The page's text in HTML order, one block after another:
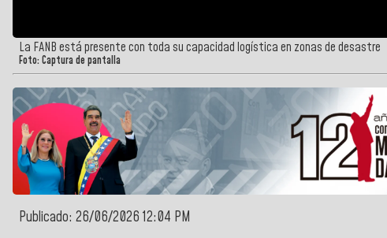
La FANB está presente con toda su capacidad logística en zonas de desastre
Foto: Captura de pantalla
Publicado: 26/06/2026 12:04 PM